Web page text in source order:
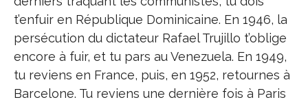
t’enfuir en République Dominicaine. En 1946, la
persécution du dictateur Rafael Trujillo t’oblige
encore à fuir, et tu pars au Venezuela. En 1949,
tu reviens en France, puis, en 1952, retournes à
Barcelone. Tu reviens une dernière fois à Paris